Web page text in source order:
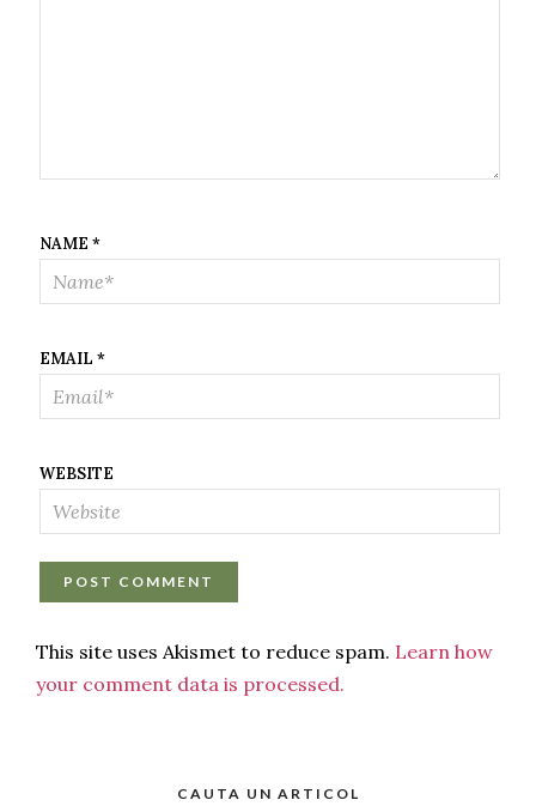
NAME *
EMAIL *
WEBSITE
This site uses Akismet to reduce spam. Learn how
your comment data is processed.
CAUTA UN ARTICOL